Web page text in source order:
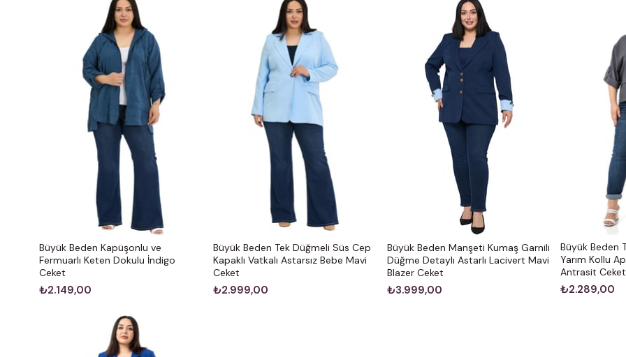
Büyük Beden Kapüşonlu ve
Fermuarlı Keten Dokulu İndigo
Ceket
₺2.149,00
Büyük Beden Tek Düğmeli Süs Cep
Kapaklı Vatkalı Astarsız Bebe Mavi
Ceket
₺2.999,00
Büyük Beden Manşeti Kumaş Garnili
Düğme Detaylı Astarlı Lacivert Mavi
Blazer Ceket
₺3.999,00
Büyük Beden
Yarım Kollu
Antrasit Ceket
₺2.289,00